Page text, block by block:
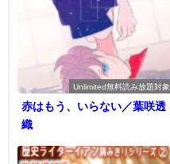
Unlimited無料読み放題対象
赤はもう、いらない／葉咲透
織